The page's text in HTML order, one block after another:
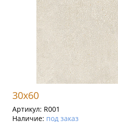
30x60
Артикул: R001
Наличие: под заказ